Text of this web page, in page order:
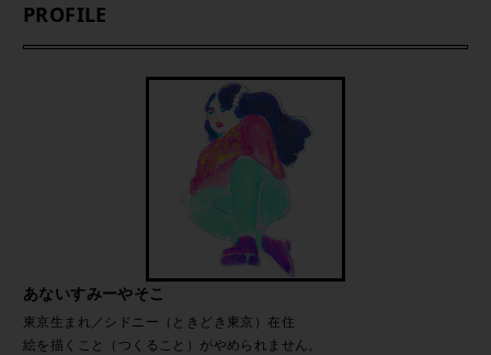
PROFILE
あないすみーやそこ
東京生まれ／シドニー（ときどき東京）在住
絵を描くこと（つくること）がやめられません。